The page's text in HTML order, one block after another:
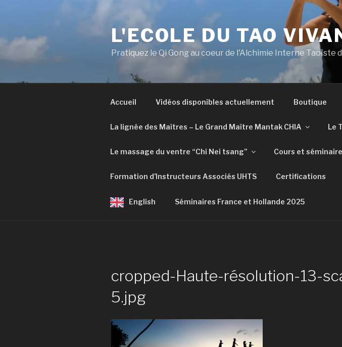
principal
L'ECOLE DU TAO
Pratiquez le Qi Gong au coeur de l'Alchimie Interne
Accueil Vidéos disponibles actuellement Boutique
La lignée des Maîtres – Le Grand Maître Mantak CHIA Le
Le massage du ventre “Chi Nei tsang” Cours et
Formation d’Instructeurs Associés UHTS Certifications
English Séminaires France et Hollande 2025
cropped-Haute-résolution-13-
5.jpg